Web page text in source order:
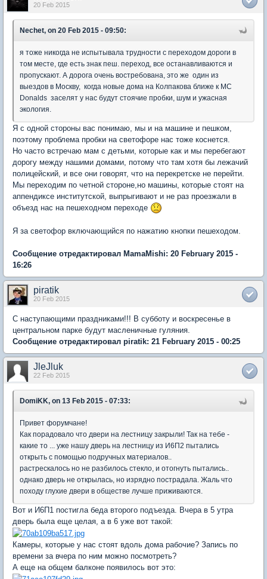
20 Feb 2015
Nechet, on 20 Feb 2015 - 09:50:
я тоже никогда не испытывала трудности с переходом дороги в
том месте, где есть знак пеш. переход, все останавливаются и
пропускают. А дорога очень востребована, это же один из
выездов в Москву, когда новые дома на Колпакова ближе к MC
Donalds заселят у нас будут стоячие пробки, шум и ужасная
экология.
Я с одной стороны вас понимаю, мы и на машине и пешком,
поэтому проблема пробки на светофоре нас тоже коснется.
Но часто встречаю мам с детьми, которые как и мы перебегают
дорогу между нашими домами, потому что там хотя бы лежачий
полицейский, и все они говорят, что на перекретске не перейти.
Мы переходим по четной стороне,но машины, которые стоят на
аппендиксе институтской, выпрыгивают и не раз проезжали в
объезд нас на пешеходном переходе
Я за светофор включающийся по нажатию кнопки пешеходом.
Сообщение отредактировал MamaMishi: 20 February 2015 -
16:26
piratik
20 Feb 2015
С наступающими праздниками!!! В субботу и воскресенье в
центральном парке будут масленичные гуляния.
Сообщение отредактировал piratik: 21 February 2015 - 00:25
JleJluk
22 Feb 2015
DomiKK, on 13 Feb 2015 - 07:33:
Привет форумчане!
Как порадовало что двери на лестницу закрыли! Так на тебе -
какие то ... уже нашу дверь на лестницу из И6П2 пытались
открыть с помощью подручных материалов..
растрескалось но не разбилось стекло, и отогнуть пытались..
однако дверь не открылась, но изрядно пострадала. Жаль что
походу глухие двери в обществе лучше приживаются.
Вот и И6П1 постигла беда второго подъезда. Вчера в 5 утра
дверь была еще целая, а в 6 уже вот такой:
Камеры, которые у нас стоят вдоль дома рабочие? Запись по
времени за вчера по ним можно посмотреть?
А еще на общем балконе появилось вот это: